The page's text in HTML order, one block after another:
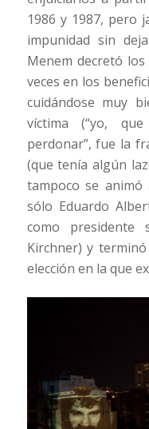
1986 y 1987, pero
impunidad sin
Menem decretó
veces en los
cuidándose muy
víctima (“yo,
perdonar”, fue la
(que tenía algún
tampoco se
sólo Eduardo
como
Kirchner) y
elección en la que